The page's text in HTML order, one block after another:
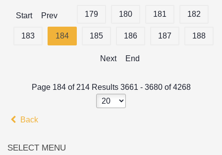
Start Prev 179 180 181 182
183 184 185 186 187 188
Next End
Page 184 of 214 Results 3661 - 3680 of 4268
Back
SELECT MENU